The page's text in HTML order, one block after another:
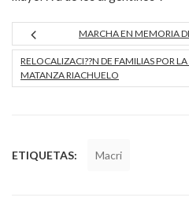
MARCHA EN MEMORIA
RELOCALIZACI??N DE FAMILIAS POR
MATANZA RIACHUELO
ETIQUETAS: Macri